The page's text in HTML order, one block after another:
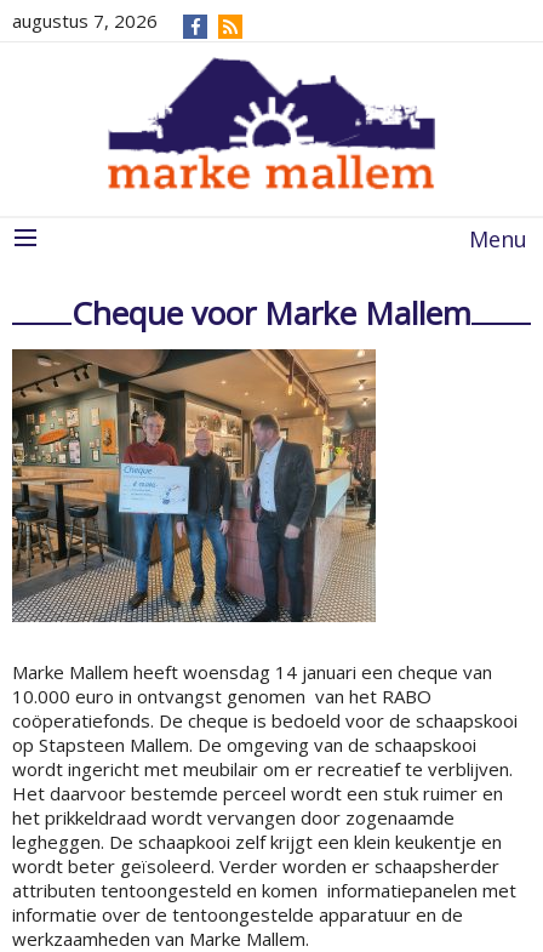
augustus 7, 2026
Menu
Cheque voor Marke Mallem
Marke Mallem heeft woensdag 14 januari een cheque van
10.000 euro in ontvangst genomen van het RABO
coöperatiefonds. De cheque is bedoeld voor de schaapskooi
op Stapsteen Mallem. De omgeving van de schaapskooi
wordt ingericht met meubilair om er recreatief te verblijven.
Het daarvoor bestemde perceel wordt een stuk ruimer en
het prikkeldraad wordt vervangen door zogenaamde
legheggen. De schaapkooi zelf krijgt een klein keukentje en
wordt beter geïsoleerd. Verder worden er schaapsherder
attributen tentoongesteld en komen informatiepanelen met
informatie over de tentoongestelde apparatuur en de
werkzaamheden van Marke Mallem.